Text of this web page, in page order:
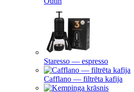
Staresso — espresso
Cafflano — filtrēta kafija